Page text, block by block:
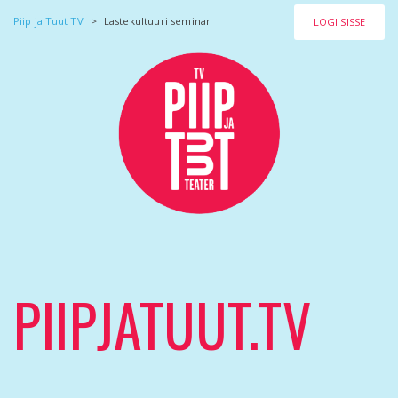
LOGI SISSE
Piip ja Tuut TV > Lastekultuuri seminar
PIIPJATUUT.TV